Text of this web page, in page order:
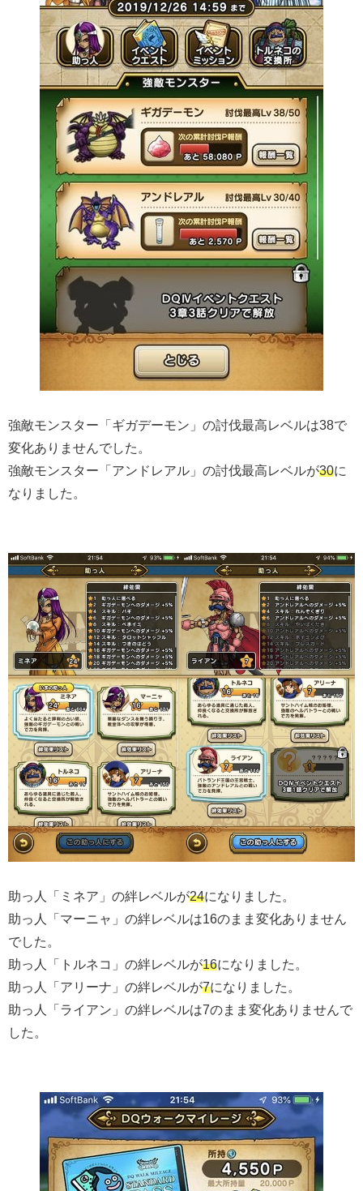
強敵モンスター「ギガデーモン」の討伐最高レベルは38で
変化ありませんでした。
強敵モンスター「アンドレアル」の討伐最高レベルが30に
なりました。
助っ人「ミネア」の絆レベルが24になりました。
助っ人「マーニャ」の絆レベルは16のまま変化ありません
でした。
助っ人「トルネコ」の絆レベルが16になりました。
助っ人「アリーナ」の絆レベルが7になりました。
助っ人「ライアン」の絆レベルは7のまま変化ありませんで
した。